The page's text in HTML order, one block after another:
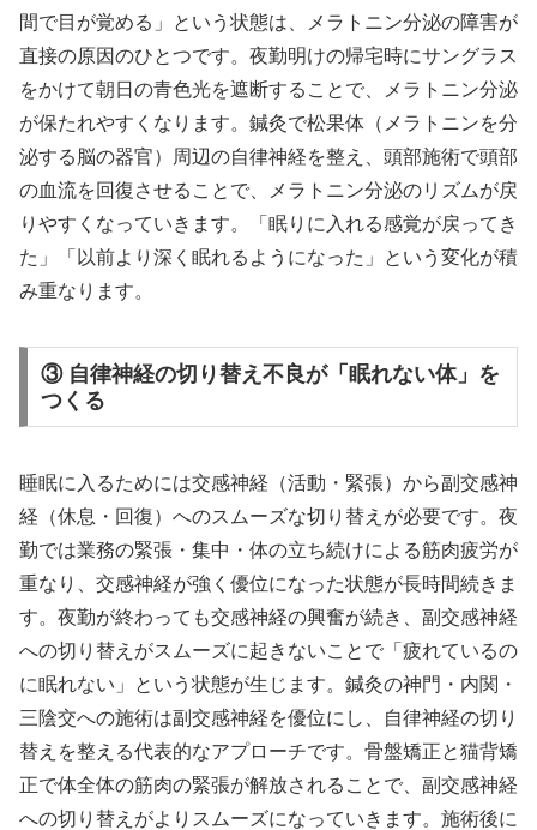
間で目が覚める」という状態は、メラトニン分泌の障害が
直接の原因のひとつです。夜勤明けの帰宅時にサングラス
をかけて朝日の青色光を遮断することで、メラトニン分泌
が保たれやすくなります。鍼灸で松果体（メラトニンを分
泌する脳の器官）周辺の自律神経を整え、頭部施術で頭部
の血流を回復させることで、メラトニン分泌のリズムが戻
りやすくなっていきます。「眠りに入れる感覚が戻ってき
た」「以前より深く眠れるようになった」という変化が積
み重なります。
③ 自律神経の切り替え不良が「眠れない体」を
つくる
睡眠に入るためには交感神経（活動・緊張）から副交感神
経（休息・回復）へのスムーズな切り替えが必要です。夜
勤では業務の緊張・集中・体の立ち続けによる筋肉疲労が
重なり、交感神経が強く優位になった状態が長時間続きま
す。夜勤が終わっても交感神経の興奮が続き、副交感神経
への切り替えがスムーズに起きないことで「疲れているの
に眠れない」という状態が生じます。鍼灸の神門・内関・
三陰交への施術は副交感神経を優位にし、自律神経の切り
替えを整える代表的なアプローチです。骨盤矯正と猫背矯
正で体全体の筋肉の緊張が解放されることで、副交感神経
への切り替えがよりスムーズになっていきます。施術後に